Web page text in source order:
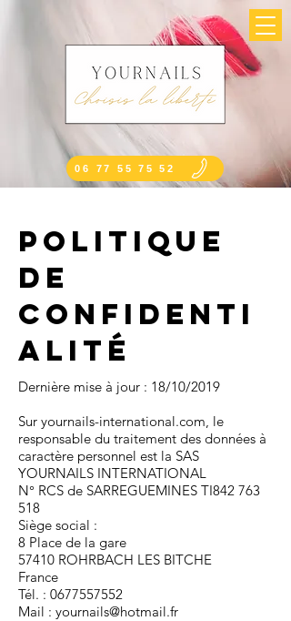
06 77 55 75 52
Politique
de
confidenti
alité
Dernière mise à jour : 18/10/2019
Sur yournails-international.com, le
responsable du traitement des données à
caractère personnel est la SAS
YOURNAILS INTERNATIONAL
N° RCS de SARREGUEMINES TI842 763
518
Siège social :
8 Place de la gare
57410 ROHRBACH LES BITCHE
France
Tél. : 0677557552
Mail : yournails@hotmail.fr